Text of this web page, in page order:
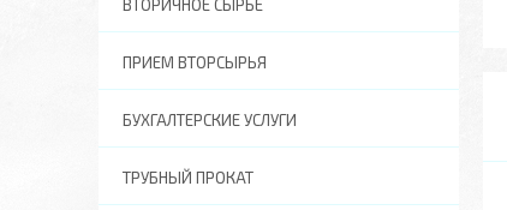
ВТОРИЧНОЕ СЫРЬЕ
ПРИЕМ ВТОРСЫРЬЯ
БУХГАЛТЕРСКИЕ УСЛУГИ
ТРУБНЫЙ ПРОКАТ